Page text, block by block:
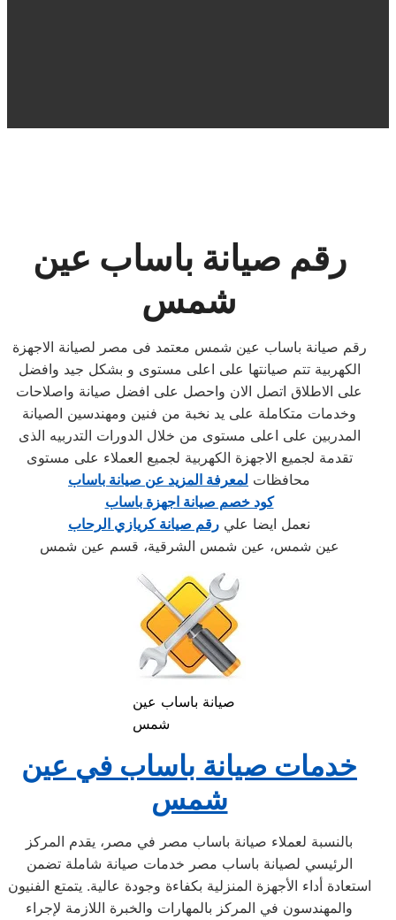
رقم صيانة باساب عين
شمس
رقم صيانة باساب عين شمس معتمد فى مصر لصيانة الاجهزة
الكهربية تتم صيانتها على اعلى مستوى و بشكل جيد وافضل
على الاطلاق اتصل الان واحصل على افضل صيانة واصلاحات
وخدمات متكاملة على يد نخبة من فنين ومهندسين الصيانة
المدربين على اعلى مستوى من خلال الدورات التدربيه الذى
تقدمة لجميع الاجهزة الكهربية لجميع العملاء على مستوى
محافظات لمعرفة المزيد عن صيانة باساب
كود خصم صيانة اجهزة باساب
نعمل ايضا علي رقم صيانة كريازي الرحاب
عين شمس، عين شمس الشرقية، قسم عين شمس
صيانة باساب عين
شمس
خدمات صيانة باساب في عين
شمس
بالنسبة لعملاء صيانة باساب مصر في مصر، يقدم المركز
الرئيسي لصيانة باساب مصر خدمات صيانة شاملة تضمن
استعادة أداء الأجهزة المنزلية بكفاءة وجودة عالية. يتمتع الفنيون
والمهندسون في المركز بالمهارات والخبرة اللازمة لإجراء